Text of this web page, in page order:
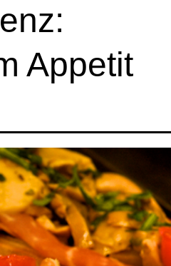
Appetit